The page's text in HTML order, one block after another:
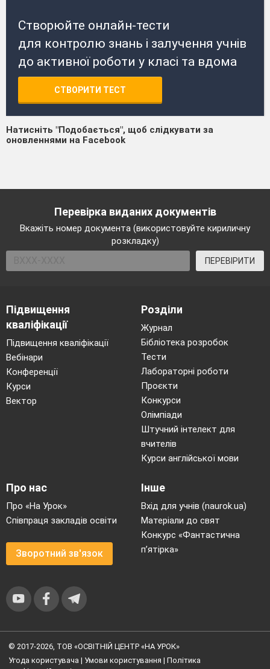
Створюйте онлайн-тести
для контролю знань і залучення учнів
до активної роботи у класі та вдома
СТВОРИТИ ТЕСТ
Натисніть "Подобається", щоб слідкувати за
оновленнями на Facebook
Перевірка виданих документів
Вкажіть номер документа (використовуйте кириличну
розкладку)
ПЕРЕВІРИТИ
Підвищення
кваліфікації
Підвищення кваліфікації
Вебінари
Конференції
Курси
Вектор
Розділи
Журнал
Бібліотека розробок
Тести
Лабораторні роботи
Проєкти
Конкурси
Олімпіади
Штучний інтелект для
вчителів
Курси англійської мови
Про нас
Про «На Урок»
Співпраця закладів освіти
Зворотний зв'язок
Інше
Вхід для учнів (naurok.ua)
Матеріали до свят
Конкурс «Фантастична
п’ятірка»
© 2017-2026, ТОВ «ОСВІТНІЙ ЦЕНТР «НА УРОК»
Угода користувача | Умови користування | Політика